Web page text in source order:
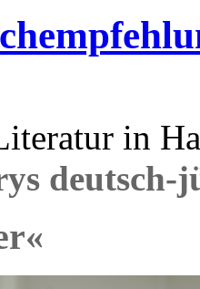
in
deutsch-